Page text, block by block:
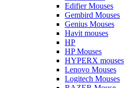
Edifier Mouses
Gembird Mouses
Genius Mouses
Havit mouses
HP
HP Mouses
HYPERX mouses
Lenovo Mouses
Logitech Mouses